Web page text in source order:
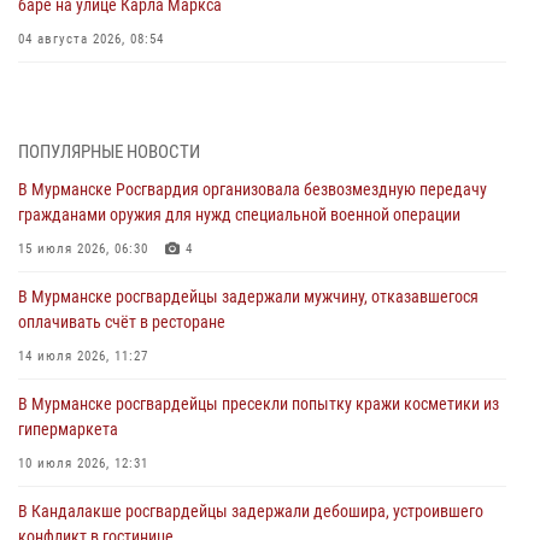
баре на улице Карла Маркса
04 августа 2026, 08:54
03 августа 2026, 12:23 4
Сотрудники вневедомственной охраны Росгвардии пресекли
хулиганские действия дебошира на автозаправочной станции
города Кандалакши
Сотрудники Росгвардии провели инструктаж по
антитеррористической защищенности для членов избирательных
31 июля 2026, 08:48 3
Сотрудники Росгвардии задержали мужчину, не оплатившего счет в
30 июля 2026, 14:09
ПОПУЛЯРНЫЕ НОВОСТИ
В Мурманске Росгвардия организовала безвозмездную передачу
гражданами оружия для нужд специальной военной операции
15 июля 2026, 06:30 4
В Мурманске росгвардейцы задержали мужчину, отказавшегося
оплачивать счёт в ресторане
14 июля 2026, 11:27
В Мурманске росгвардейцы пресекли попытку кражи косметики из
гипермаркета
10 июля 2026, 12:31
В Кандалакше росгвардейцы задержали дебошира, устроившего
конфликт в гостинице